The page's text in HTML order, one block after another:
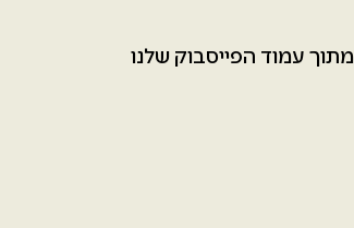
מתוך עמוד הפייסבוק שלנו